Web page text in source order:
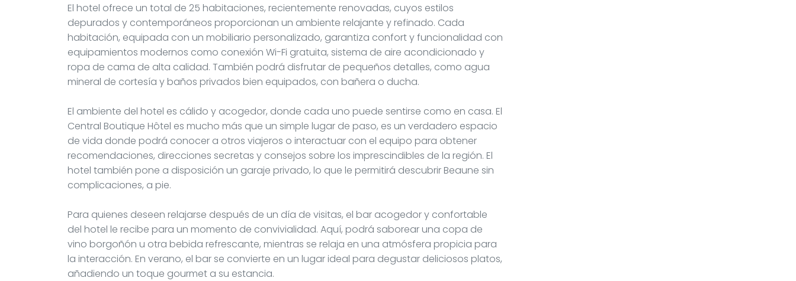
El hotel ofrece un total de 25 habitaciones, recientemente renovadas, cuyos estilos
depurados y contemporáneos proporcionan un ambiente relajante y refinado. Cada
habitación, equipada con un mobiliario personalizado, garantiza confort y funcionalidad con
equipamientos modernos como conexión Wi-Fi gratuita, sistema de aire acondicionado y
ropa de cama de alta calidad. También podrá disfrutar de pequeños detalles, como agua
mineral de cortesía y baños privados bien equipados, con bañera o ducha.
El ambiente del hotel es cálido y acogedor, donde cada uno puede sentirse como en casa. El
Central Boutique Hôtel es mucho más que un simple lugar de paso, es un verdadero espacio
de vida donde podrá conocer a otros viajeros o interactuar con el equipo para obtener
recomendaciones, direcciones secretas y consejos sobre los imprescindibles de la región. El
hotel también pone a disposición un garaje privado, lo que le permitirá descubrir Beaune sin
complicaciones, a pie.
Para quienes deseen relajarse después de un día de visitas, el bar acogedor y confortable
del hotel le recibe para un momento de convivialidad. Aquí, podrá saborear una copa de
vino borgoñón u otra bebida refrescante, mientras se relaja en una atmósfera propicia para
la interacción. En verano, el bar se convierte en un lugar ideal para degustar deliciosos platos,
añadiendo un toque gourmet a su estancia.